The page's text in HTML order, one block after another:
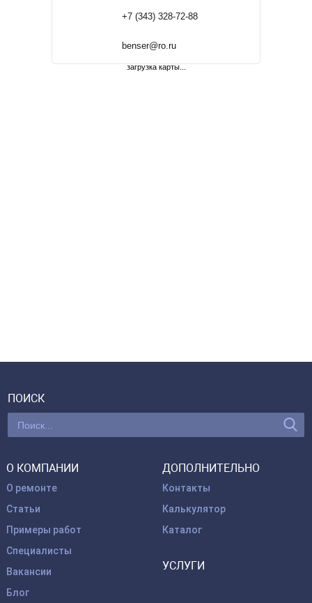
+7 (343) 328-72-88
benser@ro.ru
загрузка карты...
О КОМПАНИИ
О ремонте
Статьи
Примеры работ
Специалисты
Вакансии
Блог
УСЛУГИ
ДОПОЛНИТЕЛЬНО
Контакты
Калькулятор
Каталог
ПОИСК